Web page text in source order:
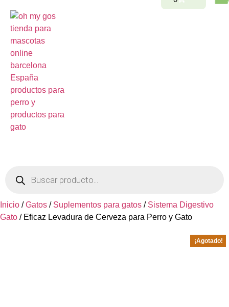
Inicio /Gatos / Suplementos para gatos / Sistema Digestivo
Gato / Eficaz Levadura de Cerveza para Perro y Gato
¡Agotado!